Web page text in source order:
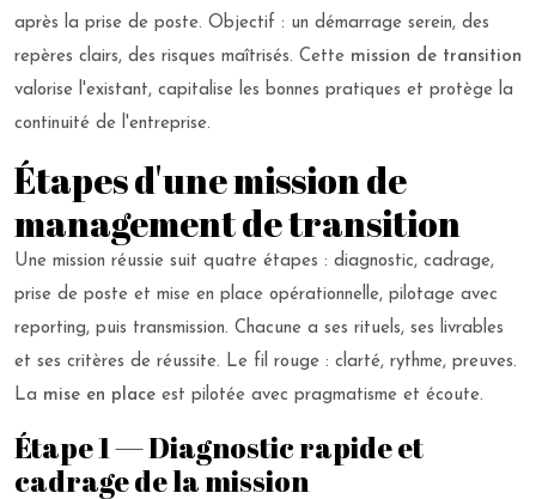
après la prise de poste. Objectif : un démarrage serein, des
repères clairs, des risques maîtrisés. Cette mission de transition
valorise l'existant, capitalise les bonnes pratiques et protège la
continuité de l'entreprise.
Étapes d'une mission de
management de transition
Une mission réussie suit quatre étapes : diagnostic, cadrage,
prise de poste et mise en place opérationnelle, pilotage avec
reporting, puis transmission. Chacune a ses rituels, ses livrables
et ses critères de réussite. Le fil rouge : clarté, rythme, preuves.
La mise en place est pilotée avec pragmatisme et écoute.
Étape 1 — Diagnostic rapide et
cadrage de la mission